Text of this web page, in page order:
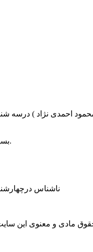
نژاد ) درسه شنبه ۰۴ تیر
بسیار متن و بررسی زیبایی بود.
ناشناس درچهارشنبه ۱۹ تیر